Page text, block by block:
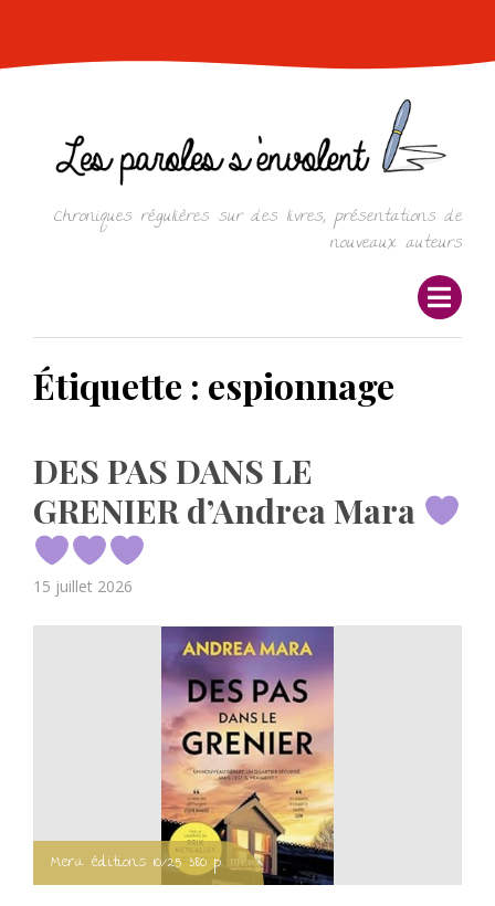
content
Chroniques régulières sur des livres, présentations de
nouveaux auteurs
Étiquette : espionnage
DES PAS DANS LE
GRENIER d’Andrea Mara
Posted
15 juillet 2026
Mera éditions 10/25 380 p.